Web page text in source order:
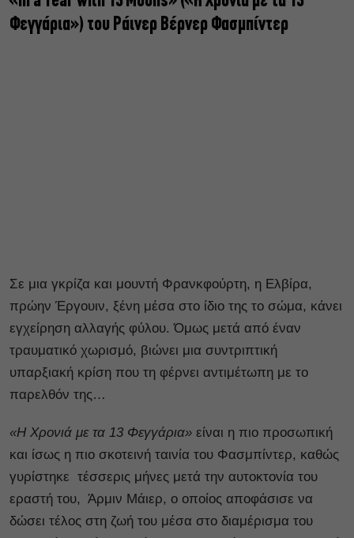
Φεγγάρια») του Ράινερ Βέρνερ Φασμπίντερ
Σε μια γκρίζα και μουντή Φρανκφούρτη, η Ελβίρα,
πρώην Έργουιν, ξένη μέσα στο ίδιο της το σώμα, κάνει
εγχείρηση αλλαγής φύλου. Όμως μετά από έναν
τραυματικό χωρισμό, βιώνει μια συντριπτική
υπαρξιακή κρίση που τη φέρνει αντιμέτωπη με το
παρελθόν της…
«Η Χρονιά με τα 13 Φεγγάρια» είναι η πιο προσωπική
και ίσως η πιο σκοτεινή ταινία του Φασμπίντερ, καθώς
γυρίστηκε τέσσερις μήνες μετά την αυτοκτονία του
εραστή του, Άρμιν Μάιερ, ο οποίος αποφάσισε να
δώσει τέλος στη ζωή του μέσα στο διαμέρισμα του